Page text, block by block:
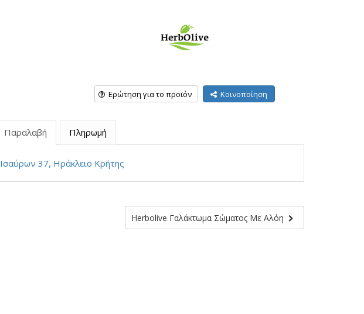
Ερώτηση για το προϊόν Κοινοποίηση
Παραλαβή Πληρωμή
Ισαύρων 37, Ηράκλειο Κρήτης
Herbolive Γαλάκτωμα Σώματος Με Αλόη